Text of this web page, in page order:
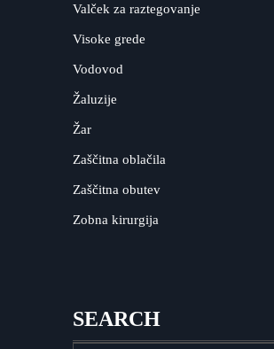
Valček za raztegovanje
Visoke grede
Vodovod
Žaluzije
Žar
Zaščitna oblačila
Zaščitna obutev
Zobna kirurgija
SEARCH